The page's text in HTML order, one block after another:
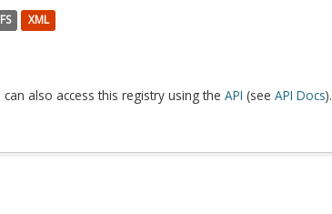
XML
can also access this registry using the API (see API Docs).